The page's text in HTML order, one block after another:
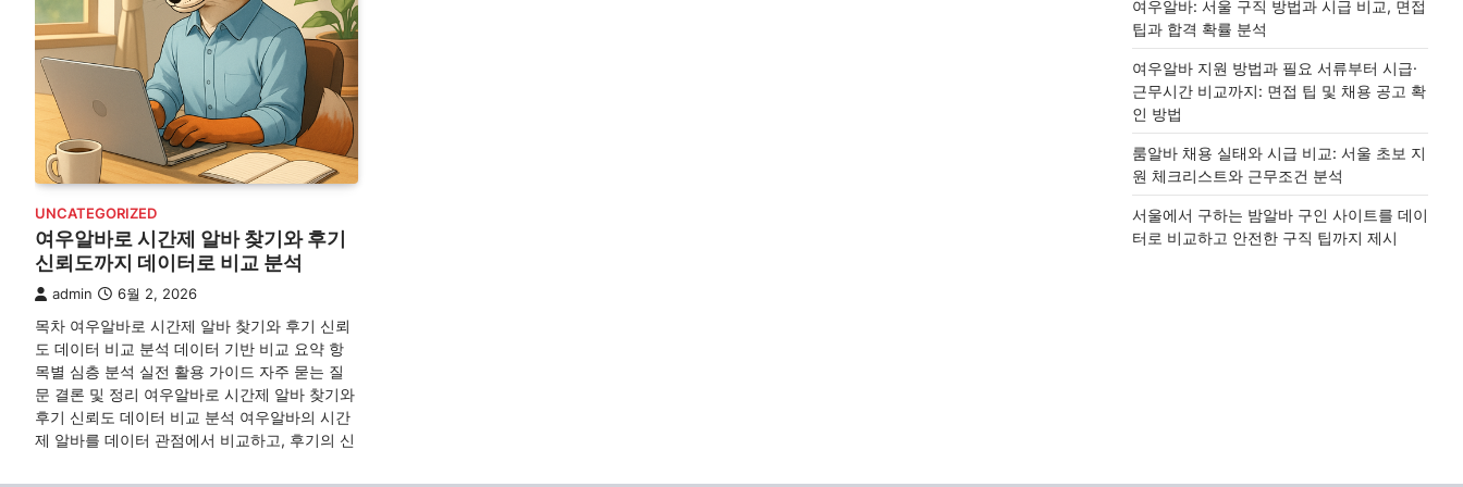
UNCATEGORIZED
여우알바로 시간제 알바 찾기와 후기
신뢰도까지 데이터로 비교 분석
admin 6월 2, 2026
목차 여우알바로 시간제 알바 찾기와 후기 신뢰
도 데이터 비교 분석 데이터 기반 비교 요약 항
목별 심층 분석 실전 활용 가이드 자주 묻는 질
문 결론 및 정리 여우알바로 시간제 알바 찾기와
후기 신뢰도 데이터 비교 분석 여우알바의 시간
제 알바를 데이터 관점에서 비교하고, 후기의 신
여우알바: 서울 구직 방법과 시급 비교, 면접
팁과 합격 확률 분석
여우알바 지원 방법과 필요 서류부터 시급·
근무시간 비교까지: 면접 팁 및 채용 공고 확
인 방법
룸알바 채용 실태와 시급 비교: 서울 초보 지
원 체크리스트와 근무조건 분석
서울에서 구하는 밤알바 구인 사이트를 데이
터로 비교하고 안전한 구직 팁까지 제시